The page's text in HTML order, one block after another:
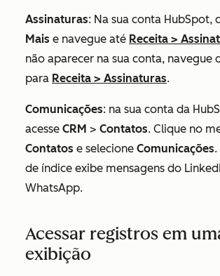
Assinaturas: Na sua conta HubSpot,
Mais e navegue até Receita >
não aparecer na sua conta, navegue
para Receita > Assinaturas.
Comunicações: na sua conta da
acesse CRM > Contatos. Clique no
Contatos e selecione Comunicações
de índice exibe mensagens do
WhatsApp.
Acessar registros em
exibição